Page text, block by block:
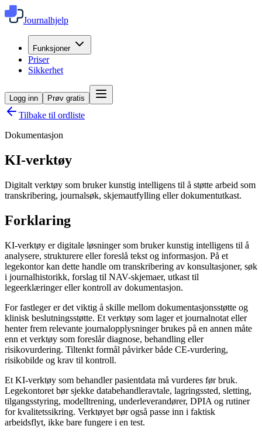
Journalhjelp
Funksjoner
Priser
Sikkerhet
Logg inn Prøv gratis
Tilbake til ordliste
Dokumentasjon
KI-verktøy
Digitalt verktøy som bruker kunstig intelligens til å støtte arbeid som
transkribering, journalsøk, skjemautfylling eller dokumentutkast.
Forklaring
KI-verktøy er digitale løsninger som bruker kunstig intelligens til å
analysere, strukturere eller foreslå tekst og informasjon. På et
legekontor kan dette handle om transkribering av konsultasjoner, søk
i journalhistorikk, forslag til NAV-skjemaer, utkast til
legeerklæringer eller kontroll av dokumentasjon.
For fastleger er det viktig å skille mellom dokumentasjonsstøtte og
klinisk beslutningsstøtte. Et verktøy som lager et journalnotat eller
henter frem relevante journalopplysninger brukes på en annen måte
enn et verktøy som foreslår diagnose, behandling eller
risikovurdering. Tiltenkt formål påvirker både CE-vurdering,
risikobilde og krav til kontroll.
Et KI-verktøy som behandler pasientdata må vurderes før bruk.
Legekontoret bør sjekke databehandleravtale, lagringssted, sletting,
tilgangsstyring, modelltrening, underleverandører, DPIA og rutiner
for kvalitetssikring. Verktøyet bør også passe inn i faktisk
arbeidsflyt, ikke bare fungere i en test.